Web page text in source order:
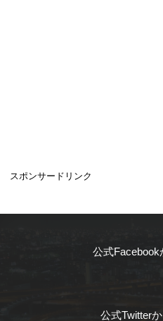
スポンサードリンク
公式Facebook
公式Twitter